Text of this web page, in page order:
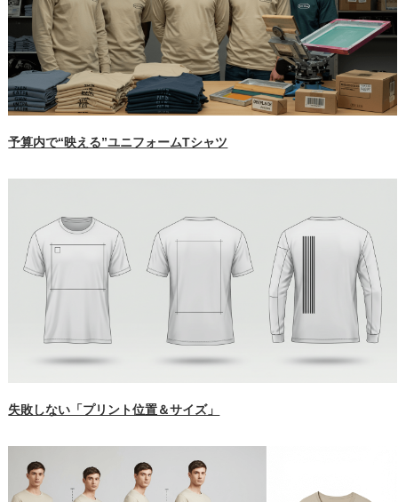
予算内で“映える”ユニフォームTシャツ
失敗しない「プリント位置＆サイズ」